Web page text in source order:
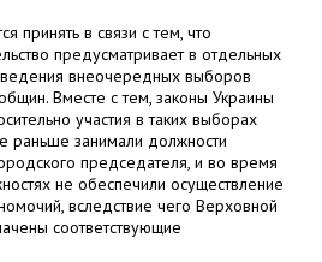
принять в связи с тем, что
предусматривает в отдельных
внеочередных выборов
Вместе с тем, законы Украины
участия в таких выборах
раньше занимали должности
председателя, и во время
не обеспечили осуществление
вследствие чего Верховной
соответствующие